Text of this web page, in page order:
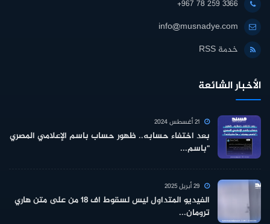
+967 78 259 3366
info@musnadye.com
خدمة RSS
الأخبار الشائعة
بعد اختفاء حسابه.. ظهور حساب باسم الإعلامي المصري
"باسم...
الفيديو المتداول ليس لسقوط اف 18 من على متن هاري
ترومان...